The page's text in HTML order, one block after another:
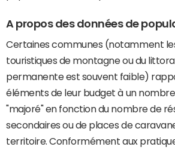
A propos des données de
Certaines communes (notamment
touristiques de montagne ou du
permanente est souvent faible)
éléments de leur budget à un
"majoré" en fonction du nombre de
secondaires ou de places de
territoire. Conformément aux